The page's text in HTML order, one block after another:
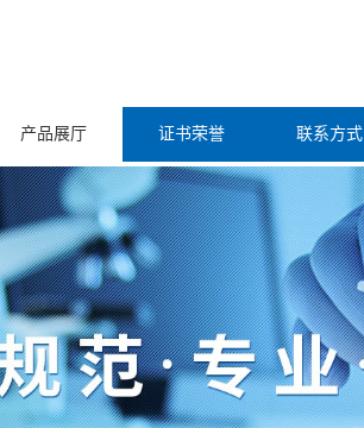
产品展厅 证书荣誉 联系方式